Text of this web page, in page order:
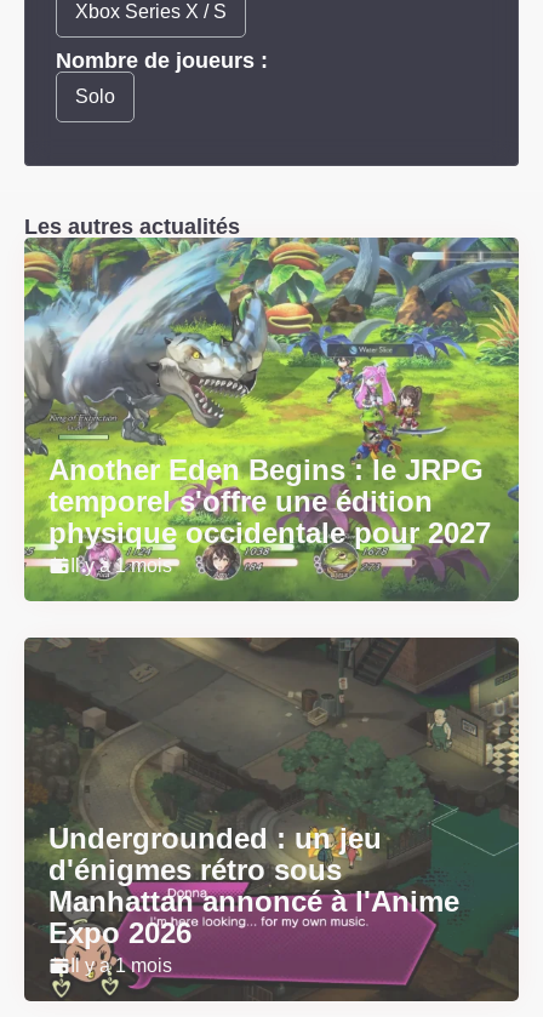
Xbox Series X / S
Nombre de joueurs :
Solo
Les autres actualités
Another Eden Begins : le JRPG
temporel s'offre une édition
physique occidentale pour 2027
Il y a 1 mois
Undergrounded : un jeu
d'énigmes rétro sous
Manhattan annoncé à l'Anime
Expo 2026
Il y a 1 mois